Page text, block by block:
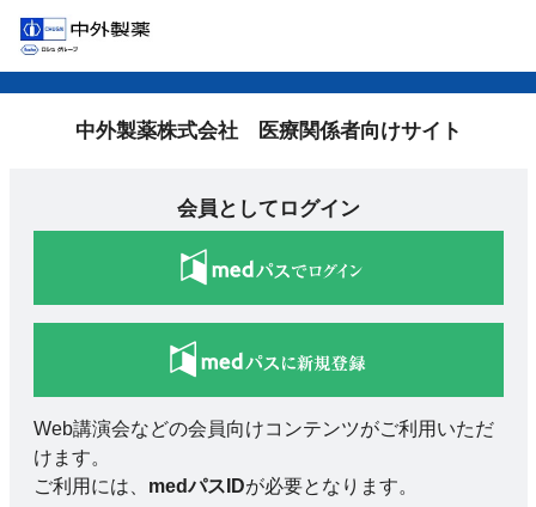
中外製薬株式会社 医療関係者向けサイト
会員としてログイン
Web講演会などの会員向けコンテンツがご利用いただ
けます。
ご利用には、 medパスIDが必要となります。